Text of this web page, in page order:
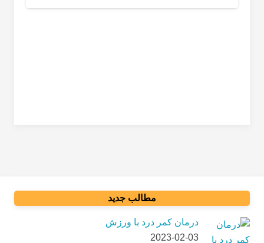
مطالب جدید
درمان کمر درد با ورزش
2023-02-03